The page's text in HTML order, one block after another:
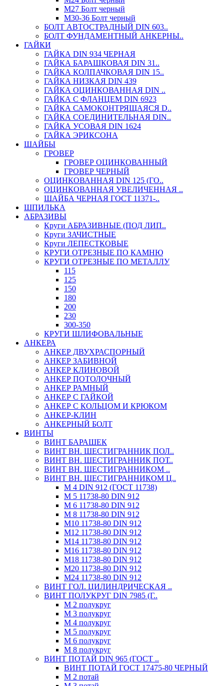
М27 Болт черный
М30-36 Болт черный
БОЛТ АВТОСТРАДНЫЙ DIN 603..
БОЛТ ФУНДАМЕНТНЫЙ АНКЕРНЫ..
ГАЙКИ
ГАЙКА DIN 934 ЧЕРНАЯ
ГАЙКА БАРАШКОВАЯ DIN 31..
ГАЙКА КОЛПАЧКОВАЯ DIN 15..
ГАЙКА НИЗКАЯ DIN 439
ГАЙКА ОЦИНКОВАННАЯ DIN ..
ГАЙКА С ФЛАНЦЕМ DIN 6923
ГАЙКА САМОКОНТРЯЩАЯСЯ D..
ГАЙКА СОЕДИНИТЕЛЬНАЯ DIN..
ГАЙКА УСОВАЯ DIN 1624
ГАЙКА ЭРИКСОНА
ШАЙБЫ
ГРОВЕР
ГРОВЕР ОЦИНКОВАННЫЙ
ГРОВЕР ЧЕРНЫЙ
ОЦИНКОВАННАЯ DIN 125 (ГО..
ОЦИНКОВАННАЯ УВЕЛИЧЕННАЯ ..
ШАЙБА ЧЕРНАЯ ГОСТ 11371-..
ШПИЛЬКА
АБРАЗИВЫ
Круги АБРАЗИВНЫЕ (ПОД ЛИП..
Круги ЗАЧИСТНЫЕ
Круги ЛЕПЕСТКОВЫЕ
КРУГИ ОТРЕЗНЫЕ ПО КАМНЮ
КРУГИ ОТРЕЗНЫЕ ПО МЕТАЛЛУ
115
125
150
180
200
230
300-350
КРУГИ ШЛИФОВАЛЬНЫЕ
АНКЕРА
АНКЕР ДВУХРАСПОРНЫЙ
АНКЕР ЗАБИВНОЙ
АНКЕР КЛИНОВОЙ
АНКЕР ПОТОЛОЧНЫЙ
АНКЕР РАМНЫЙ
АНКЕР С ГАЙКОЙ
АНКЕР С КОЛЬЦОМ И КРЮКОМ
АНКЕР-КЛИН
АНКЕРНЫЙ БОЛТ
ВИНТЫ
ВИНТ БАРАШЕК
ВИНТ ВН. ШЕСТИГРАННИК ПОЛ..
ВИНТ ВН. ШЕСТИГРАННИК ПОТ..
ВИНТ ВН. ШЕСТИГРАННИКОМ ..
ВИНТ ВН. ШЕСТИГРАННИКОМ Ц..
М 4 DIN 912 (ГОСТ 11738)
М 5 11738-80 DIN 912
М 6 11738-80 DIN 912
М 8 11738-80 DIN 912
М10 11738-80 DIN 912
М12 11738-80 DIN 912
М14 11738-80 DIN 912
М16 11738-80 DIN 912
М18 11738-80 DIN 912
М20 11738-80 DIN 912
М24 11738-80 DIN 912
ВИНТ ГОЛ. ЦИЛИНДРИЧЕСКАЯ ..
ВИНТ ПОЛУКРУГ DIN 7985 (Г..
М 2 полукруг
М 3 полукруг
М 4 полукруг
М 5 полукруг
М 6 полукруг
М 8 полукруг
ВИНТ ПОТАЙ DIN 965 (ГОСТ ..
ВИНТ ПОТАЙ ГОСТ 17475-80 ЧЕРНЫЙ
М 2 потай